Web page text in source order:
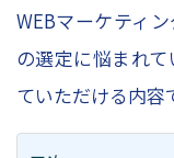
– WEB広告
– 経営戦略
「WEBマーケティ
WEBマーケティ
の選定に悩まれ
ていただける内容